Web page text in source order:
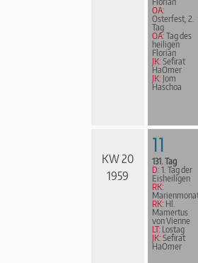
OA:
Osterfest, 2.
Tag
OA: Tag des
heiligen
Florian
JK: Sefirat
HaOmer
JK: Jom
Haschoa
KW 20
1959
11
131. Tag
D: 1. Tag der
Eisheiligen
RK:
RK: Hl.
Mamertus
von Vienne
LT: Lostag
JK: Sefirat
HaOmer